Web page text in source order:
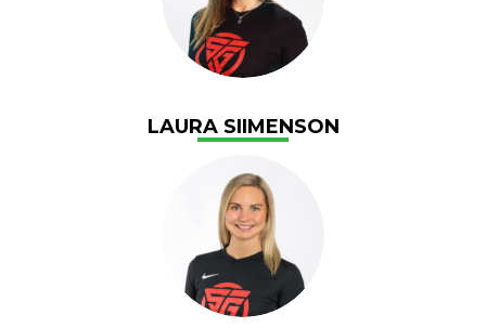
LAURA SIIMENSON